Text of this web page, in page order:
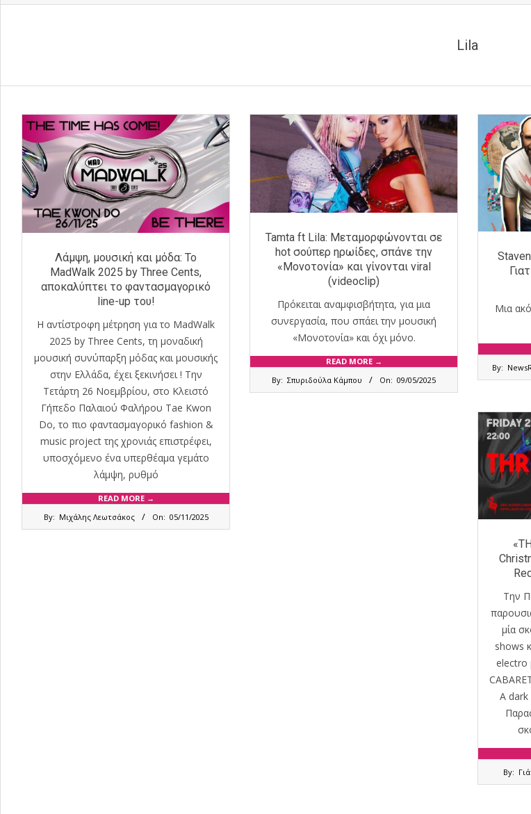
Lila
Λάμψη, μουσική και μόδα: Το
MadWalk 2025 by Three Cents,
αποκαλύπτει το φαντασμαγορικό
line-up του!
Η αντίστροφη μέτρηση για το MadWalk
2025 by Three Cents, τη μοναδική
μουσική συνύπαρξη μόδας και μουσικής
στην Ελλάδα, έχει ξεκινήσει ! Την
Τετάρτη 26 Νοεμβρίου, στο Κλειστό
Γήπεδο Παλαιού Φαλήρου Tae Kwon
Do, το πιο φαντασμαγορικό fashion &
music project της χρονιάς επιστρέφει,
υποσχόμενο ένα υπερθέαμα γεμάτο
λάμψη, ρυθμό
READ MORE →
By: Μιχάλης Λεωτσάκος On: 05/11/2025
Tamta ft Lila: Mεταμορφώνονται σε
hot σούπερ ηρωίδες, σπάνε την
«Μονοτονία» και γίνονται viral
(videoclip)
Πρόκειται αναμφισβήτητα, για μια
συνεργασία, που σπάει την μουσική
«Μονοτονία» και όχι μόνο.
READ MORE →
By: Σπυριδούλα Κάμπου On: 09/05/2025
Μια
By:
Την
μία
shows
A
By: